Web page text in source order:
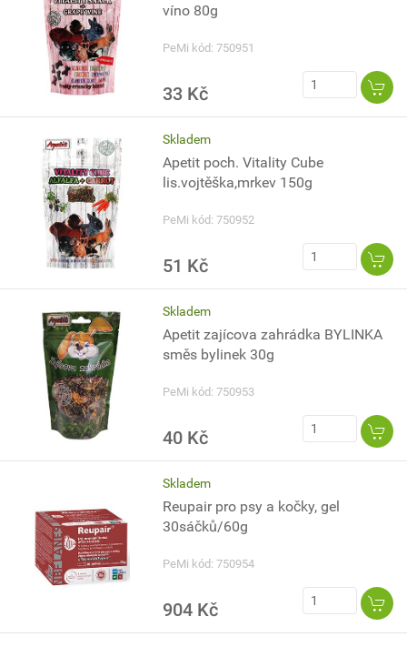
víno 80g
PeMi kód: 750951
33 Kč
Skladem
Apetit poch. Vitality Cube
lis.vojtěška,mrkev 150g
PeMi kód: 750952
51 Kč
Skladem
Apetit zajícova zahrádka BYLINKA
směs bylinek 30g
PeMi kód: 750953
40 Kč
Skladem
Reupair pro psy a kočky, gel
30sáčků/60g
PeMi kód: 750954
904 Kč